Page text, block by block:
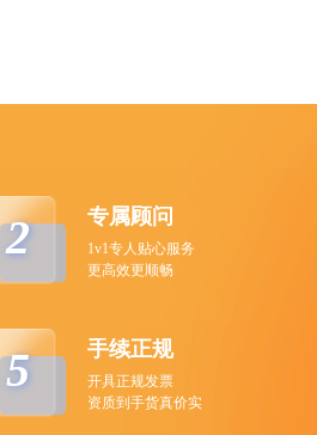
2 专属顾问
1v1专人贴心服务
更高效更顺畅
5 手续正规
开具正规发票
资质到手货真价实